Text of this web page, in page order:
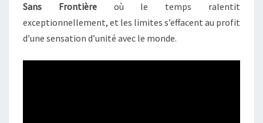
Sans Frontièreoù le temps ralentit
exceptionnellement, et les limites s’effacent au profit
d’une sensation d’unité avec le monde.